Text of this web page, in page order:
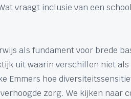
vraagt inclusie van een
als fundament voor brede
uit waarin verschillen niet
Emmers hoe
zorg. We kijken naar